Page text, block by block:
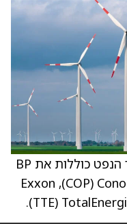
(BP), Chevron‏ (CVX), ConocoPhillips‏ (COP), Exxon